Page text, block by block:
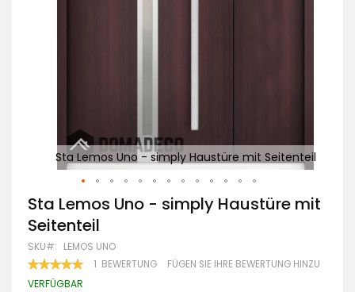
Sta Lemos Uno - simply Haustüre mit Seitenteil
Zum
Anfang
der
Bildgalerie
springen
Sta Lemos Uno - simply Haustüre mit
Seitenteil
SKU LEMOS UNO
BEWERTUNG:
100
1 BEWERTUNG FÜGEN SIE IHRE BEWERTUNG HINZU
VERFÜGBAR